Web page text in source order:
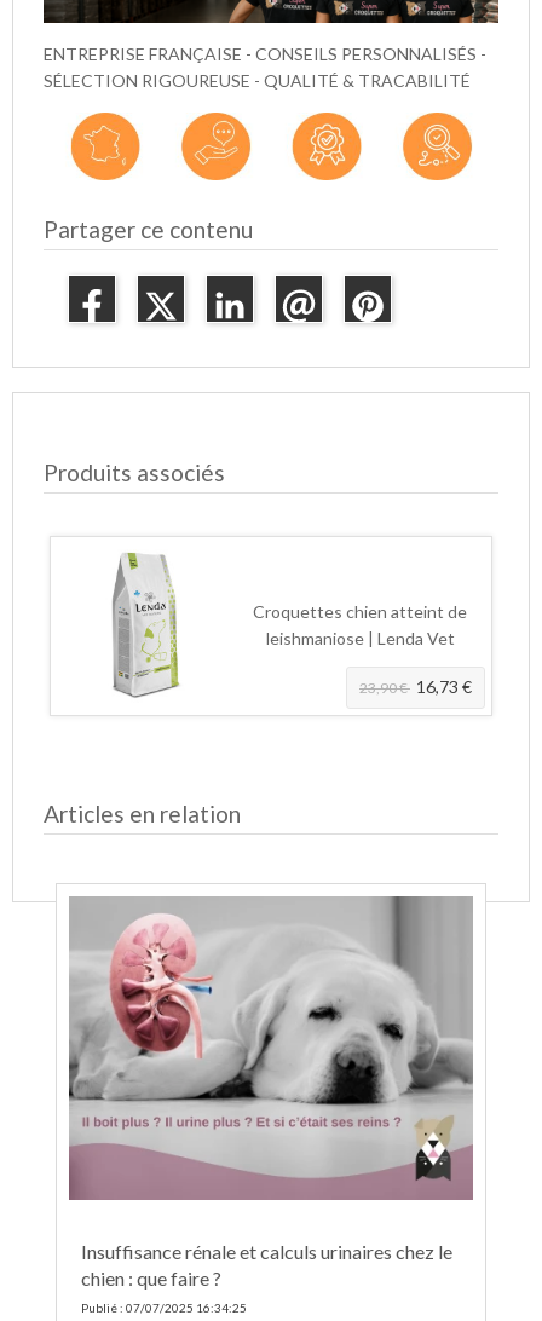
ENTREPRISE FRANÇAISE - CONSEILS PERSONNALISÉS -
SÉLECTION RIGOUREUSE - QUALITÉ & TRACABILITÉ
Partager ce contenu
Produits associés
Croquettes chien atteint de
leishmaniose | Lenda Vet
23,90 € 16,73 €
Articles en relation
Insuffisance rénale et calculs urinaires chez le
chien : que faire ?
Publié : 07/07/2025 16:34:25